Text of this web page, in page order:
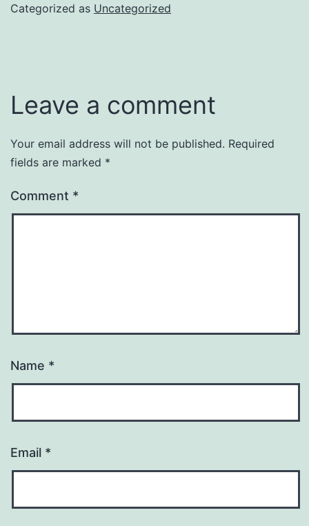
Categorized as Uncategorized
Leave a comment
Your email address will not be published. Required
fields are marked *
Comment *
Name *
Email *